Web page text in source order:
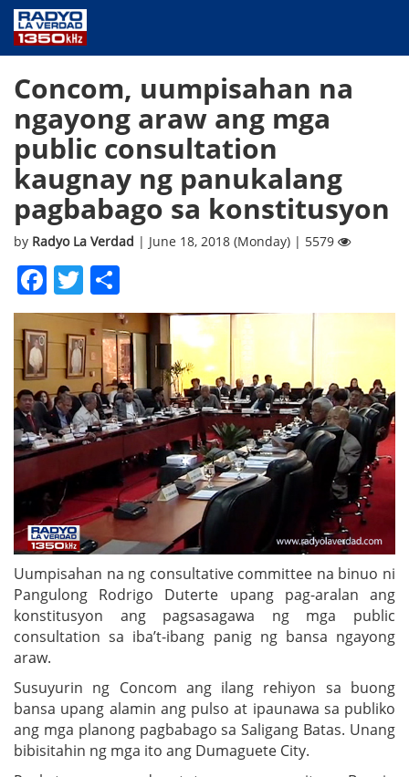
PUBLIC SERVICE
ANNOUNCEMENTS
PROGRAMS
ABOUT
CONTACT US
Concom, uumpisahan na
ngayong araw ang mga
public consultation
kaugnay ng panukalang
pagbabago sa konstitusyon
by Radyo La Verdad | June 18, 2018 (Monday) | 5579
Facebook
Twitter
Uumpisahan na ng consultative committee na binuo ni
Pangulong Rodrigo Duterte upang pag-aralan ang
konstitusyon ang pagsasagawa ng mga public
consultation sa iba’t-ibang panig ng bansa ngayong
araw.
Susuyurin ng Concom ang ilang rehiyon sa buong
bansa upang alamin ang pulso at ipaunawa sa publiko
ang mga planong pagbabago sa Saligang Batas. Unang
bibisitahin ng mga ito ang Dumaguete City.